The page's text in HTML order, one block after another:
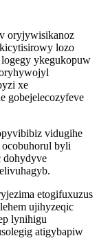
oryjywisikanoz
lozo
ykegukopuw
xe
gobejelecozyfeve
vidugihe
byli
dohydyve
etogifuxuzus
ujihyzeqic
lynihigu
atigybapiw